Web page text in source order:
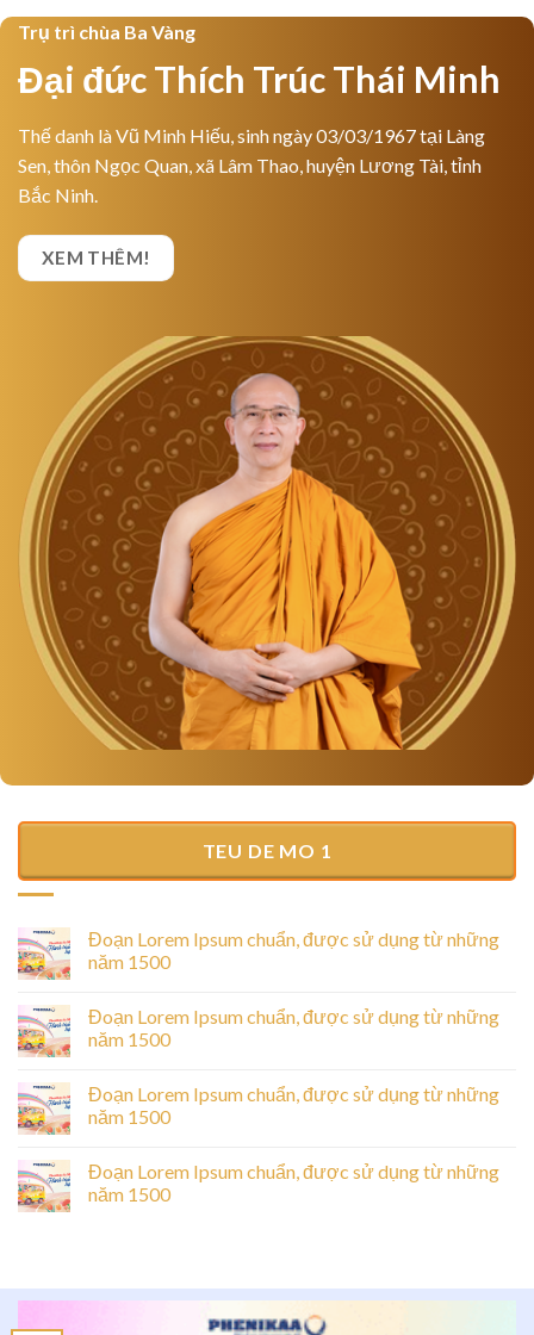
Trụ trì chùa Ba Vàng
Đại đức Thích Trúc Thái Minh
Thế danh là Vũ Minh Hiếu, sinh ngày 03/03/1967 tại Làng
Sen, thôn Ngọc Quan, xã Lâm Thao, huyện Lương Tài, tỉnh
Bắc Ninh.
XEM THÊM!
TEU DE MO 1
Đoạn Lorem Ipsum chuẩn, được sử dụng từ những
năm 1500
Đoạn Lorem Ipsum chuẩn, được sử dụng từ những
năm 1500
Đoạn Lorem Ipsum chuẩn, được sử dụng từ những
năm 1500
Đoạn Lorem Ipsum chuẩn, được sử dụng từ những
năm 1500